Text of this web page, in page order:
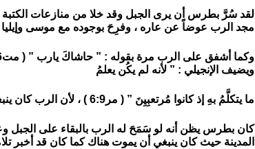
لقد سُرَّ بطرس أن يرى الجبل وقد خلا من منازعات
مجد الرب عوضاً عن عاره ، وفرِحَ بوجوده مع موسى
ويضيف الإنجيلي : ” لأنه لم يكُن يعلمُ
ما يتكلَّمُ بهِ إذ كانوا مُرتعبِيِنَ ” ( مر6:9 ) ، لأن الرب كان ينبغي أن يتألم ويُصلب ويموت ثم يقوم .
كان بطرس يظن أنه لو سَمَحَ له الرب بالبقاء على الجبل
المدينة حيث كان ينبغي أن يموت هناك كما كان قد أخبر